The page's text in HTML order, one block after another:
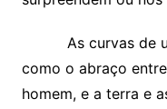
As curvas de
como o abraço
homem, e a terra e